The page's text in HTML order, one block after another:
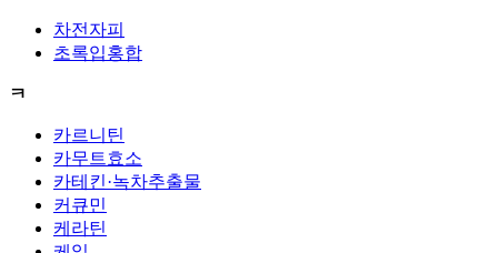
차전자피
초록입홍합
ㅋ
카르니틴
카무트효소
카테킨·녹차추출물
커큐민
케라틴